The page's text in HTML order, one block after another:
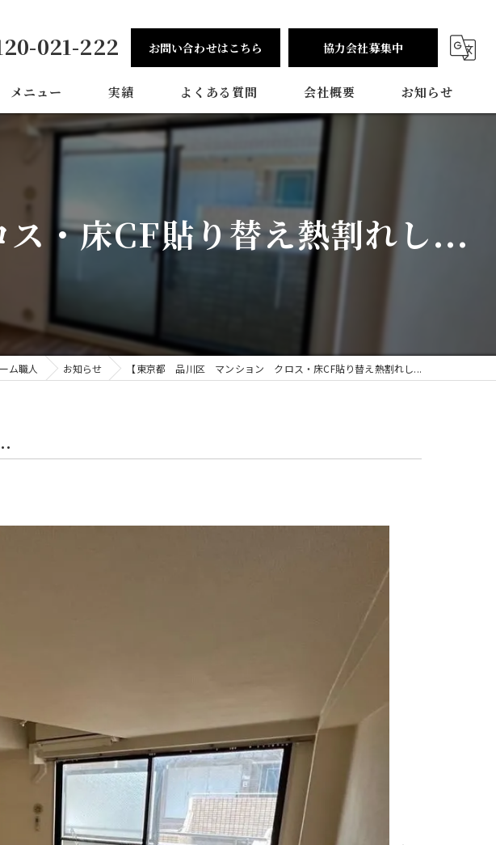
021-222 お問い合わせはこちら 協力会社募集中
メニュー 実績 よくある質問 会社概要 お知らせ
・床CF貼り替え熱割れし...
ム職人 お知らせ 【東京都 品川区 マンション クロス・床CF貼り替え熱割れし...